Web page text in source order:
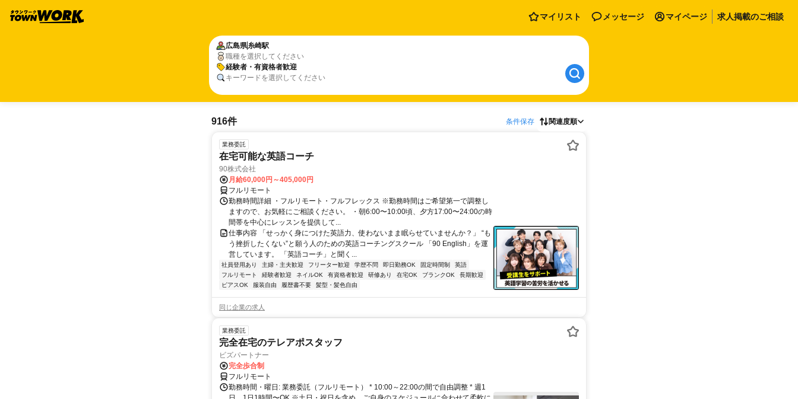
マイリスト メッセージ マイページ 求人掲載のご相談
広島県糸崎駅
職種を選択してください
経験者・有資格者歓迎
キーワードを選択してください
916件 条件保存 関連度順
業務委託
在宅可能な英語コーチ
90株式会社
月給60,000円～405,000円
フルリモート
勤務時間詳細 ・フルリモート・フルフレックス ※勤務時間はご希望第一で調整し
ますので、お気軽にご相談ください。 ・朝6:00〜10:00頃、夕方17:00〜24:00の時
間帯を中心にレッスンを提供して...
仕事内容 「せっかく身につけた英語力、使わないまま眠らせていませんか？」 “も
う挫折したくない”と願う人のための英語コーチングスクール 「90 English」を運
営しています。 「英語コーチ」と聞く...
社員登用あり 主婦・主夫歓迎 フリーター歓迎 学歴不問 即日勤務OK 固定時間制
英語
フルリモート
経験者歓迎 ネイルOK 有資格者歓迎 研修あり 在宅OK ブランクOK
長期歓迎
ピアスOK
服装自由 履歴書不要 髪型・髪色自由
同じ企業の求人
業務委託
完全在宅のテレアポスタッフ
ビズパートナー
完全歩合制
フルリモート
勤務時間・曜日: 業務委託（フルリモート） * 10:00～22:00の間で自由調整 * 週1